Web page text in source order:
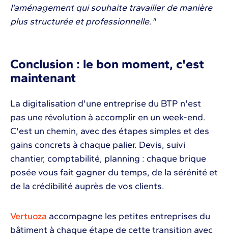
l’aménagement qui souhaite travailler de manière
plus structurée et professionnelle."
Conclusion : le bon moment, c'est
maintenant
La digitalisation d'une entreprise du BTP n'est
pas une révolution à accomplir en un week-end.
C'est un chemin, avec des étapes simples et des
gains concrets à chaque palier. Devis, suivi
chantier, comptabilité, planning : chaque brique
posée vous fait gagner du temps, de la sérénité et
de la crédibilité auprès de vos clients.
Vertuoza accompagne les petites entreprises du
bâtiment à chaque étape de cette transition avec